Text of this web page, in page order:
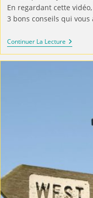
En regardant cette
3 bons conseils qui
Continuer La Lecture